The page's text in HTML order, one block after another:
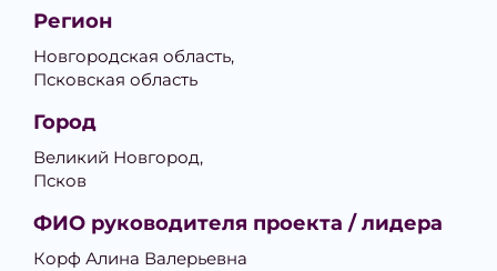
Регион
Новгородская область,
Псковская область
Город
Великий Новгород,
Псков
ФИО руководителя проекта / лидера
Корф Алина Валерьевна